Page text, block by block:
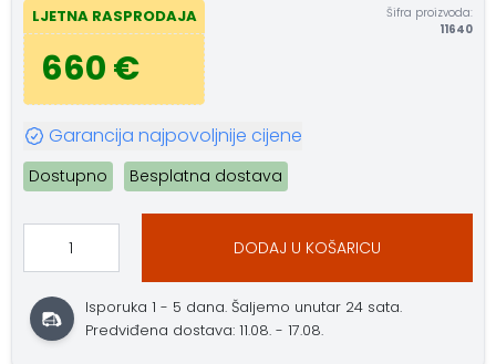
LJETNA RASPRODAJA
660 €
Šifra proizvoda:
11640
Garancija najpovoljnije cijene
Dostupno Besplatna dostava
DODAJ U KOŠARICU
Isporuka 1 - 5 dana. Šaljemo unutar 24 sata.
Predviđena dostava: 11.08. - 17.08.